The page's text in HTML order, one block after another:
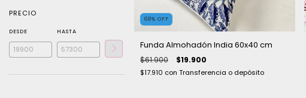
PRECIO
DESDE HASTA
68% OFF
Funda Almohadón India 60x40 cm
$61.900 $19.900
$17.910 con Transferencia o depósito